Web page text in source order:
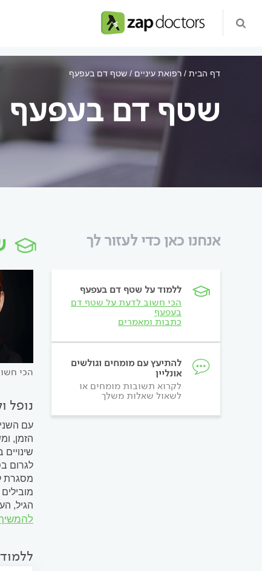
דף הבית רפואת עיניים שטף דם בעפעף
שטף דם בעפעף
אנחנו כאן כדי לעזור לך
ללמוד על שטף דם בעפעף
הכי חשוב לדעת על שטף דם
בעפעף
כתבות ומאמרים
להתיעץ עם מומחים וגולשים
אונליין
לקרוא תשובות מומחים או
לשאול שאלות משלך
הכי
נופל
עם
הזמן,
לגרום
מסגרת
הגיל,
פגיעה